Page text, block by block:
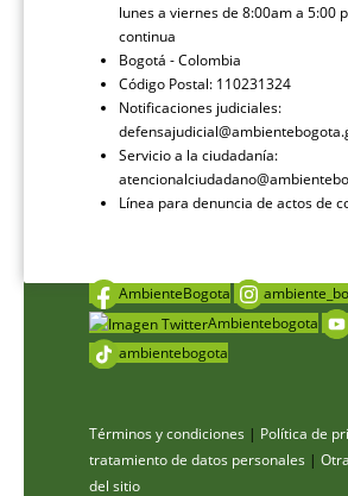
lunes a viernes de 8:00am a 5:00
continua
Bogotá - Colombia
Código Postal: 110231324
Notificaciones judiciales:
Servicio a la ciudadanía:
Línea para denuncia de actos de
AmbienteBogota
Ambientebogota
ambientebogota
Términos y condiciones | Política de
tratamiento de datos personales |
del sitio